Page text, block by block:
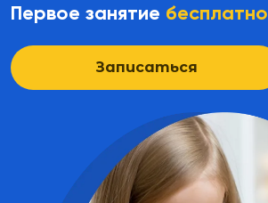
Первое занятие бесплатно
Записаться